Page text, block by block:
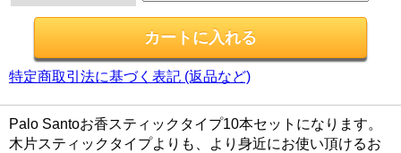
特定商取引法に基づく表記 (返品など)
Palo Santoお香スティックタイプ10本セットになります。
木片スティックタイプよりも、より身近にお使い頂けるお